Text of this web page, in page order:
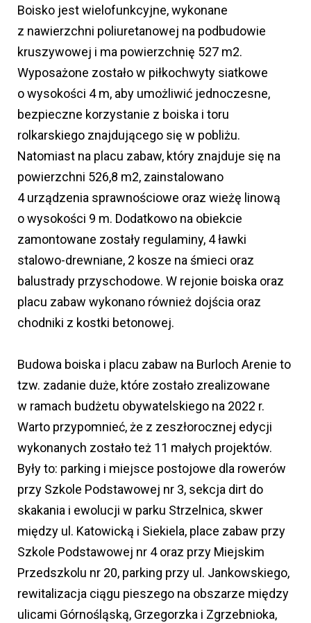
Boisko jest wielofunkcyjne, wykonane
z nawierzchni poliuretanowej na podbudowie
kruszywowej i ma powierzchnię 527 m2.
Wyposażone zostało w piłkochwyty siatkowe
o wysokości 4 m, aby umożliwić jednoczesne,
bezpieczne korzystanie z boiska i toru
rolkarskiego znajdującego się w pobliżu.
Natomiast na placu zabaw, który znajduje się na
powierzchni 526,8 m2, zainstalowano
4 urządzenia sprawnościowe oraz wieżę linową
o wysokości 9 m. Dodatkowo na obiekcie
zamontowane zostały regulaminy, 4 ławki
stalowo-drewniane, 2 kosze na śmieci oraz
balustrady przyschodowe. W rejonie boiska oraz
placu zabaw wykonano również dojścia oraz
chodniki z kostki betonowej.
Budowa boiska i placu zabaw na Burloch Arenie to
tzw. zadanie duże, które zostało zrealizowane
w ramach budżetu obywatelskiego na 2022 r.
Warto przypomnieć, że z zeszłorocznej edycji
wykonanych zostało też 11 małych projektów.
Były to: parking i miejsce postojowe dla rowerów
przy Szkole Podstawowej nr 3, sekcja dirt do
skakania i ewolucji w parku Strzelnica, skwer
między ul. Katowicką i Siekiela, place zabaw przy
Szkole Podstawowej nr 4 oraz przy Miejskim
Przedszkolu nr 20, parking przy ul. Jankowskiego,
rewitalizacja ciągu pieszego na obszarze między
ulicami Górnośląską, Grzegorzka i Zgrzebnioka,